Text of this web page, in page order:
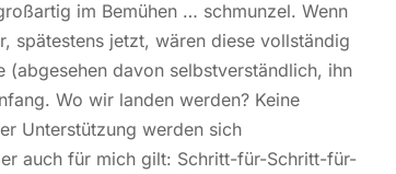
im Bemühen … schmunzel. Wenn
spätestens jetzt, wären diese vollständig
davon selbstverständlich, ihn
Wo wir landen werden? Keine
Unterstützung werden sich
auch für mich gilt: Schritt-für-Schritt-für-